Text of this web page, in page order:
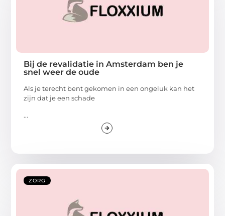
Bij de revalidatie in Amsterdam ben je
snel weer de oude
Als je terecht bent gekomen in een ongeluk kan het
zijn dat je een schade
...
ZORG